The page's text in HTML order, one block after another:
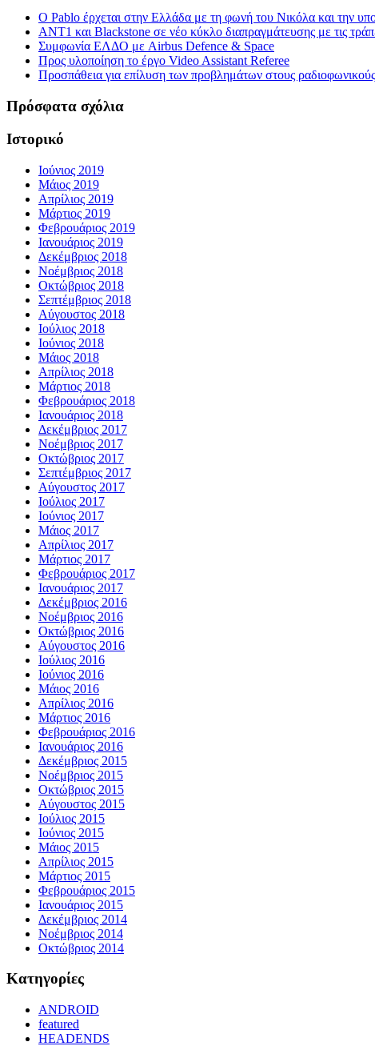
Ο Pablo έρχεται στην Ελλάδα με τη φωνή του Νικόλα και την
ΑΝΤ1 και Blackstone σε νέο κύκλο διαπραγμάτευσης με τις
Συμφωνία ΕΛΔΟ με Airbus Defence & Space
Προς υλοποίηση το έργο Video Assistant Referee
Προσπάθεια για επίλυση των προβλημάτων στους
Πρόσφατα σχόλια
Ιστορικό
Ιούνιος 2019
Μάιος 2019
Απρίλιος 2019
Μάρτιος 2019
Φεβρουάριος 2019
Ιανουάριος 2019
Δεκέμβριος 2018
Νοέμβριος 2018
Οκτώβριος 2018
Σεπτέμβριος 2018
Αύγουστος 2018
Ιούλιος 2018
Ιούνιος 2018
Μάιος 2018
Απρίλιος 2018
Μάρτιος 2018
Φεβρουάριος 2018
Ιανουάριος 2018
Δεκέμβριος 2017
Νοέμβριος 2017
Οκτώβριος 2017
Σεπτέμβριος 2017
Αύγουστος 2017
Ιούλιος 2017
Ιούνιος 2017
Μάιος 2017
Απρίλιος 2017
Μάρτιος 2017
Φεβρουάριος 2017
Ιανουάριος 2017
Δεκέμβριος 2016
Νοέμβριος 2016
Οκτώβριος 2016
Αύγουστος 2016
Ιούλιος 2016
Ιούνιος 2016
Μάιος 2016
Απρίλιος 2016
Μάρτιος 2016
Φεβρουάριος 2016
Ιανουάριος 2016
Δεκέμβριος 2015
Νοέμβριος 2015
Οκτώβριος 2015
Αύγουστος 2015
Ιούλιος 2015
Ιούνιος 2015
Μάιος 2015
Απρίλιος 2015
Μάρτιος 2015
Φεβρουάριος 2015
Ιανουάριος 2015
Δεκέμβριος 2014
Νοέμβριος 2014
Οκτώβριος 2014
Kατηγορίες
ANDROID
featured
HEADENDS